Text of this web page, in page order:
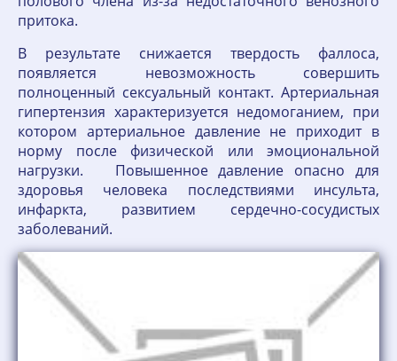
притока.
В результате снижается твердость фаллоса,
появляется невозможность совершить
полноценный сексуальный контакт. Артериальная
гипертензия характеризуется недомоганием, при
котором артериальное давление не приходит в
норму после физической или эмоциональной
нагрузки. Повышенное давление опасно для
здоровья человека последствиями инсульта,
инфаркта, развитием сердечно-сосудистых
заболеваний.